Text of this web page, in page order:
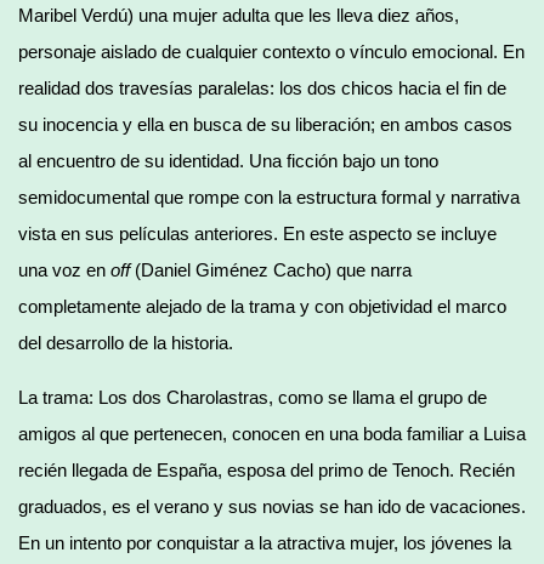
Maribel Verdú) una mujer adulta que les lleva diez años,
personaje aislado de cualquier contexto o vínculo emocional. En
realidad dos travesías paralelas: los dos chicos hacia el fin de
su inocencia y ella en busca de su liberación; en ambos casos
al encuentro de su identidad. Una ficción bajo un tono
semidocumental que rompe con la estructura formal y narrativa
vista en sus películas anteriores. En este aspecto se incluye
una voz en off(Daniel Giménez Cacho) que narra
completamente alejado de la trama y con objetividad el marco
del desarrollo de la historia.
La trama: Los dos Charolastras, como se llama el grupo de
amigos al que pertenecen, conocen en una boda familiar a Luisa
recién llegada de España, esposa del primo de Tenoch. Recién
graduados, es el verano y sus novias se han ido de vacaciones.
En un intento por conquistar a la atractiva mujer, los jóvenes la